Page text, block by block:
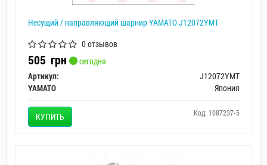
Несущий / направляющий шарнир YAMATO J12072YMT
0 отзывов
505 грн
сегодня
Артикул:
J12072YMT
YAMATO
Япония
КУПИТЬ Код: 1087237-5